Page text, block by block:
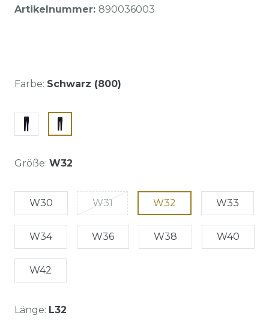
Artikelnummer: 890036003
Farbe: Schwarz (800)
Größe: W32
W30 W31 W32 W33
W34 W36 W38 W40
W42
Länge: L32